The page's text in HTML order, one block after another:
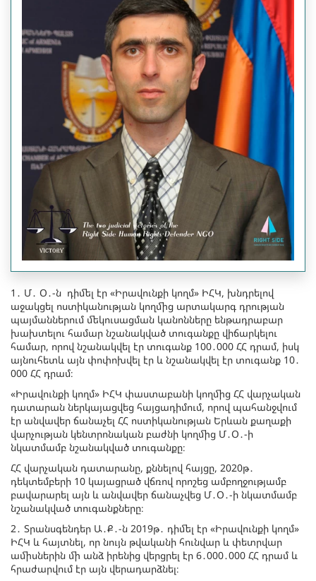
1․ Մ․ Օ․-ն դիմել էր «Իրավունքի կողմ» ԻՀԿ, խնդրելով
աջակցել ոստիկանության կողմից արտակարգ դրության
պայմաններում մեկուսացման կանոնները ենթադրաբար
խախտելու համար նշանակված տուգանքը վիճարկելու
համար, որով նշանակվել էր տուգանք 100․000 ՀՀ դրամ, իսկ
այնուհետև այն փոփոխվել էր և նշանակվել էր տուգանք 10․
000 ՀՀ դրամ։
«Իրավունքի կողմ» ԻՀԿ փաստաբանի կողմից ՀՀ վարչական
դատարան ներկայացվեց հայցադիմում, որով պահանջվում
էր անվավեր ճանաչել ՀՀ ոստիկանության Երևան քաղաքի
վարչության կենտրոնական բաժնի կողմից Մ․Օ․-ի
նկատմամբ նշանակված տուգանքը։
ՀՀ վարչական դատարանը, քննելով հայցը, 2020թ․
դեկտեմբերի 10 կայացրած վճռով որոշեց ամբողջությամբ
բավարարել այն և անվավեր ճանաչվեց Մ․Օ․-ի նկատմամբ
նշանակված տուգանքները։
2․ Տրանսգենդեր Ա․Ք․-ն 2019թ․ դիմել էր «Իրավունքի կողմ»
ԻՀԿ և հայտնել, որ նույն թվականի հունվար և փետրվար
ամիսներին մի անձ իրենից վերցրել էր 6․000․000 ՀՀ դրամ և
հրաժարվում էր այն վերադարձնել։